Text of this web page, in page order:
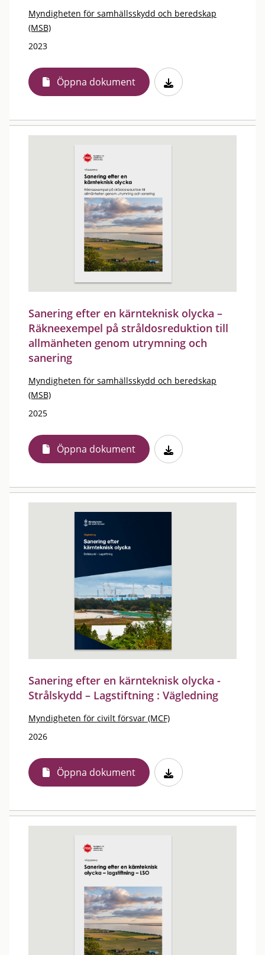
Myndigheten för samhällsskydd och beredskap
(MSB)
2023
Öppna dokument
Sanering efter en kärnteknisk olycka –
Räkneexempel på stråldosreduktion till
allmänheten genom utrymning och
sanering
Myndigheten för samhällsskydd och beredskap
(MSB)
2025
Öppna dokument
Sanering efter en kärnteknisk olycka -
Strålskydd – Lagstiftning : Vägledning
Myndigheten för civilt försvar (MCF)
2026
Öppna dokument